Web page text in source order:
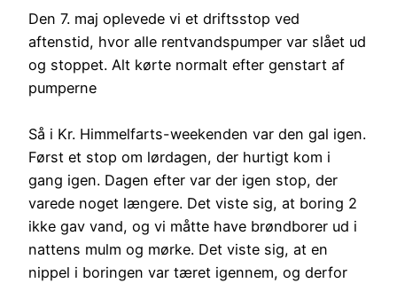
Den 7. maj oplevede vi et driftsstop ved
aftenstid, hvor alle rentvandspumper var slået ud
og stoppet. Alt kørte normalt efter genstart af
pumperne
Så i Kr. Himmelfarts-weekenden var den gal igen.
Først et stop om lørdagen, der hurtigt kom i
gang igen. Dagen efter var der igen stop, der
varede noget længere. Det viste sig, at boring 2
ikke gav vand, og vi måtte have brøndborer ud i
nattens mulm og mørke. Det viste sig, at en
nippel i boringen var tæret igennem, og derfor